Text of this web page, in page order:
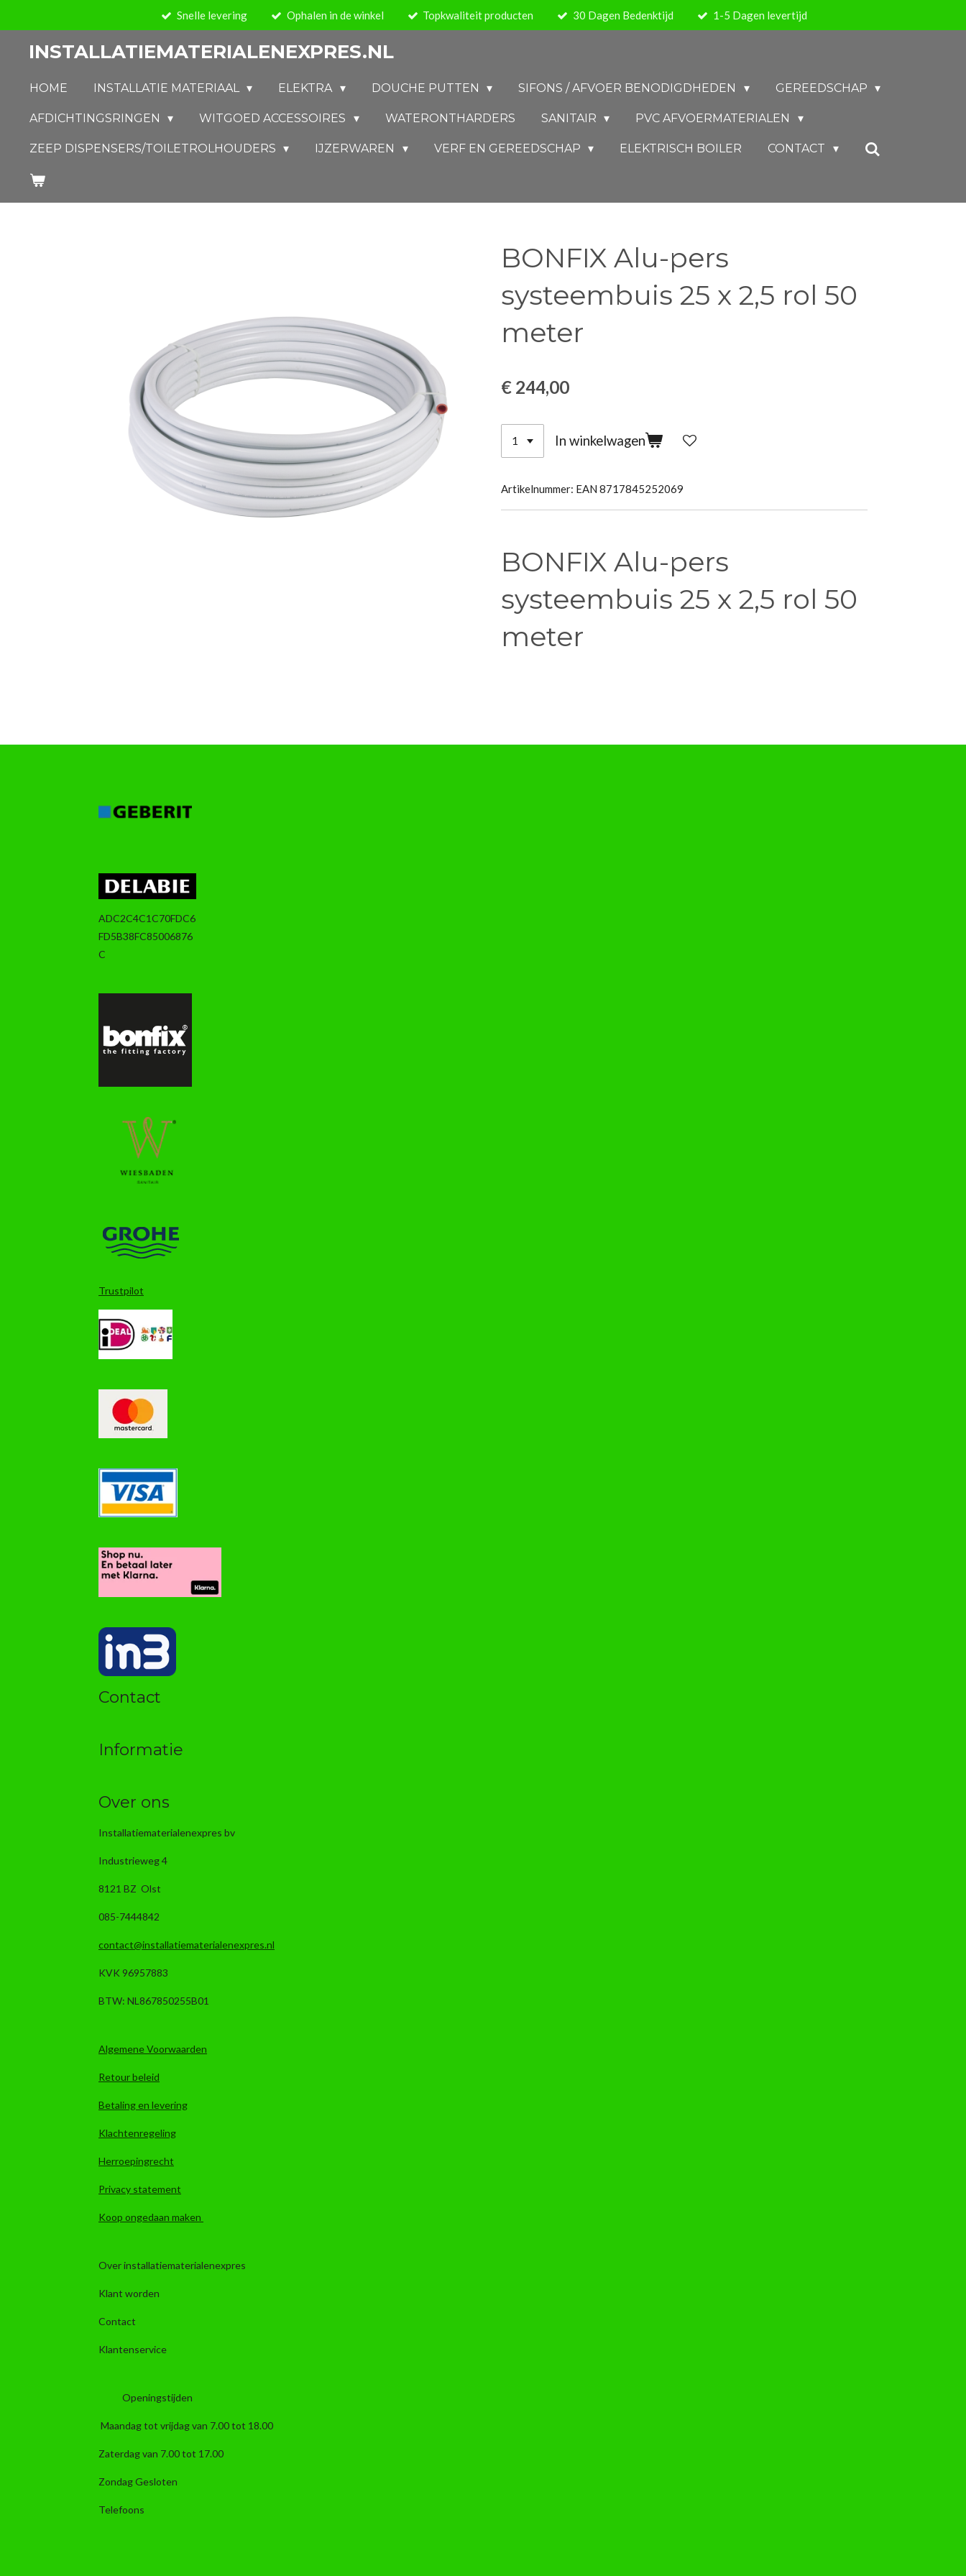
hoofdinhoud
Snelle levering Ophalen in de winkel Topkwaliteit producten 30 Dagen Bedenktijd 1-5 Dagen levertijd
INSTALLATIEMATERIALENEXPRES.NL
HOME INSTALLATIE MATERIAAL ELEKTRA DOUCHE PUTTEN SIFONS / AFVOER BENODIGDHEDEN GEREEDSCHAP
AFDICHTINGSRINGEN WITGOED ACCESSOIRES WATERONTHARDERS SANITAIR PVC AFVOERMATERIALEN
ZEEP DISPENSERS/TOILETROLHOUDERS IJZERWAREN VERF EN GEREEDSCHAP ELEKTRISCH BOILER CONTACT
BONFIX Alu-pers
systeembuis 25 x 2,5 rol 50
meter
€ 244,00
In winkelwagen
Artikelnummer: EAN 8717845252069
BONFIX Alu-pers
systeembuis 25 x 2,5 rol 50
meter
ADC2C4C1C70FDC6
FD5B38FC85006876
C
Trustpilot
Contact
Informatie
Over ons
Installatiematerialenexpres bv
Industrieweg 4
8121 BZ Olst
085-7444842
contact@installatiematerialenexpres.nl
KVK 96957883
BTW: NL867850255B01
Algemene Voorwaarden
Retour beleid
Betaling en levering
Klachtenregeling
Herroepingrecht
Privacy statement
Koop ongedaan maken
Over installatiematerialenexpres
Klant worden
Contact
Klantenservice
Openingstijden
Maandag tot vrijdag van 7.00 tot 18.00
Zaterdag van 7.00 tot 17.00
Zondag Gesloten
Telefoons